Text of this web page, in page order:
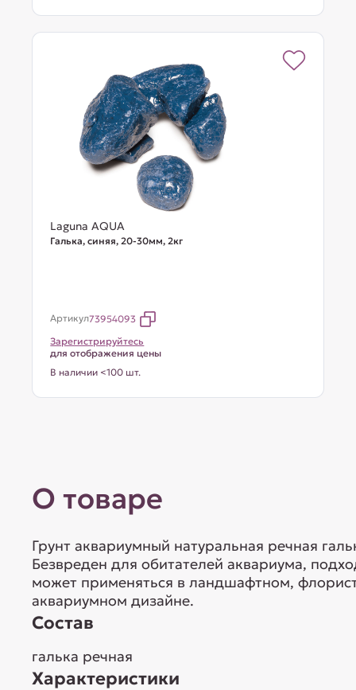
Laguna AQUA
Галька, синяя, 20-30мм, 2кг
Артикул73954093
Зарегистрируйтесь
для отображения цены
В наличии <100 шт.
О товаре
Грунт аквариумный натуральная речная
Безвреден для обитателей аквариума,
может применяться в ландшафтном,
аквариумном дизайне.
Состав
галька речная
Характеристики